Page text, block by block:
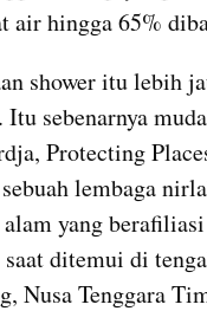
air hingga 65%
shower itu lebih
Itu sebenarnya
Protecting
lembaga
yang
saat ditemui di
Nusa Tenggara